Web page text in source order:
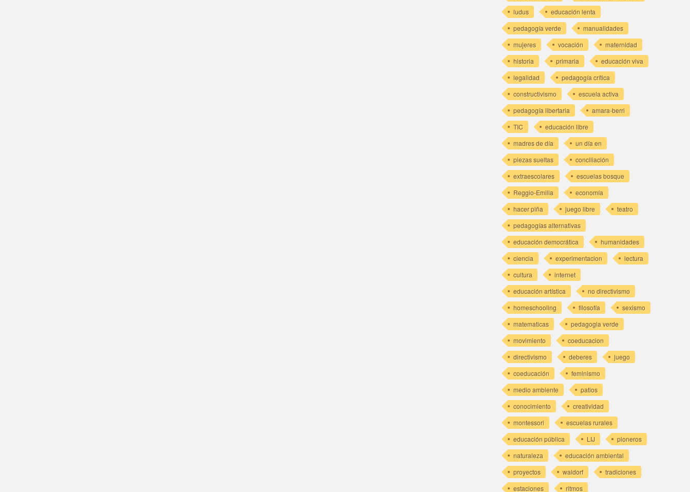
ludus
educación lenta
pedagogía verde
manualidades
mujeres
vocación
maternidad
historia
primaria
educación viva
legalidad
pedagogía crítica
constructivismo
escuela activa
pedagogía libertaria
amara-berri
TIC
educación libre
madres de día
un día en
piezas sueltas
conciliación
extraescolares
escuelas bosque
Reggio-Emilia
economía
hacer piña
juego libre
teatro
pedagogías alternativas
educación democrática
humanidades
ciencia
experimentacion
lectura
cultura
internet
educación artística
no directivismo
homeschooling
filosofía
sexismo
matematicas
pedagogia verde
movimiento
coeducacion
directivismo
deberes
juego
coeducación
feminismo
medio ambiente
patios
conocimiento
creatividad
montessori
escuelas rurales
educación pública
LIJ
pioneros
naturaleza
educación ambiental
proyectos
waldorf
tradiciones
estaciones
ritmos